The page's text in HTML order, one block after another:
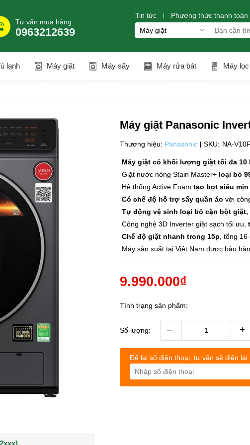
Tư vấn mua hàng
0963212639
Tin tức Phương thức thanh toán
lạnh Máy giặt Máy sấy Máy rửa bát Máy
Máy giặt Panasonic
Thương hiệu: Panasonic SKU: NA-
Máy giặt có khối lượng giặt tối đa 10
Giặt nước nóng Stain Master+ loại bỏ
Hệ thống Active Foam tạo bọt siêu
Có chế độ hỗ trợ sấy quần áo với
Tự động vệ sinh loại bỏ cặn bột giặt,
Công nghệ 3D Inverter giặt sạch tối ưu,
Chế độ giặt nhanh trong 15p , tổng
Máy sản xuất tại Việt Nam được bảo
9.990.000₫
Tình trạng sản phẩm:
Số lượng: – +
Để lại số điện thoại, tư vấn sẽ điện lại